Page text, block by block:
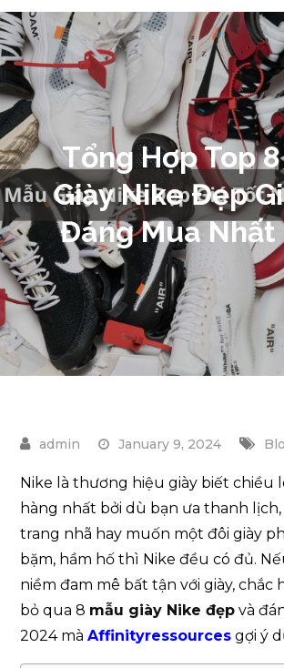
Tổng Hợp Top
Giày Nike Đẹp
Đáng Mua Nhất
January 9, 2024
Nike là thương hiệu giày biết chiều
hàng nhất bởi dù bạn ưa thanh
trang nhã hay muốn một đôi giày
bặm, hầm hố thì Nike đều có đủ.
niềm đam mê bất tận với giày, chắc
bỏ qua 8 mẫu giày Nike đẹp và
2024 màAffinityressources gợi ý